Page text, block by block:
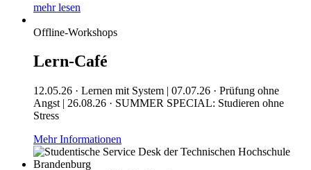
mehr lesen
Offline-Workshops
Lern-Café
12.05.26 · Lernen mit System | 07.07.26 · Prüfung ohne
Angst | 26.08.26 · SUMMER SPECIAL: Studieren ohne
Stress
Mehr Informationen